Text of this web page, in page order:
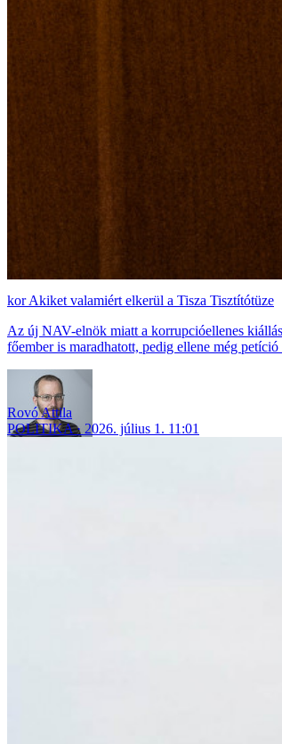
Akiket valamiért elkerül a Tisza Tisztítótüze
Az új NAV-elnök miatt a korrupcióellenes
főember is maradhatott, pedig ellene még
Rovó Attila
POLITIKA
2026. július 1. 11:01